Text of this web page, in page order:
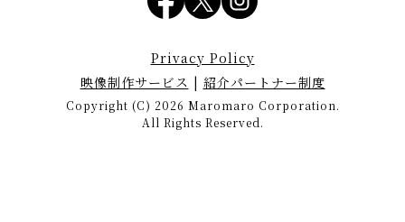
Privacy Policy
映像制作サービス | 紹介パートナー制度
Copyright (C) 2026 Maromaro Corporation.
All Rights Reserved.